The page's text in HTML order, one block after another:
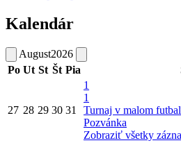
Kalendár
August2026
Po Ut St Št Pia
27 28 29 30 31
1
1
Turnaj v malom
Pozvánka
Zobraziť všetky